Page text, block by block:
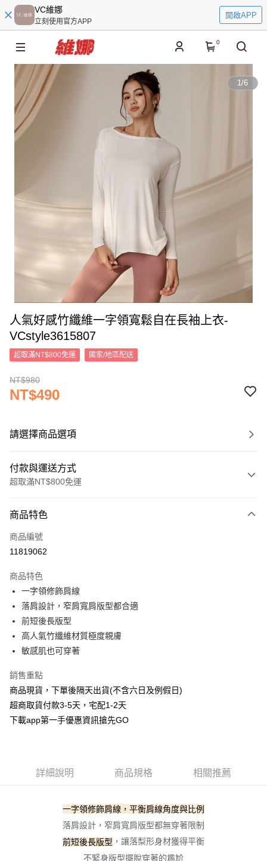
VC維娜
立刻使用官方APP
開啟APP
0
1/6
人氣好感竹纖維一字領寬鬆自在長袖上衣-
VCstyle3615807
超取滿NT$800免運 國家/地區配送
NT$980
NT$490
請選擇商品選項
付款與運送方式
超取滿NT$800免運
信用卡一次付款
信用卡分期付款
合作金庫商業銀行
華南商業銀行
上海商業儲蓄銀行
國泰世華商業銀行
臺灣中小企業銀行
匯豐（台灣）商業銀行
聯邦商業銀行
元大商業銀行
台新國際商業銀行
中國信託商業銀行
台灣樂天信用卡公司
6 期 0 利率 每期
華南商業銀行
上海商業儲蓄銀行
國泰世華商業銀行
臺灣中小企業銀行
聯邦商業銀行
元大商業銀行
永豐商業銀行
玉山商業銀行
台灣樂天信用卡公司
超商取貨付款
LINE Pay
Apple Pay
街口支付
悠遊付
１．簡單：不需註冊會員、不需綁卡、不需儲值。
１．於結帳方式選擇「AFTEE先享後付」後，將跳轉至「AFTEE先享後付」
結帳頁面，進行簡訊認證並確認金額後，即可完成結帳。
２．訂單成立數日內，您將收到繳費通知簡訊。
運送方式
每筆NT$100，滿NT$800(含以上)免運費
付款後全家取貨
每筆NT$100，滿NT$800(含以上)免運費
商品特色
商品編號
11819062
商品特色
一字領修飾肩線
落肩設計，窄肩寬肩版型都合適
前短後長版型
高人氣竹纖維材質極度親膚
敏感肌也可穿著
銷售重點
商品現貨，下單後隔天出貨(不含六日及例假日)
超商取貨付款3-5天，宅配1-2天
下載app第一手優惠資訊搶先GO
詳細說明 商品規格 相關推薦
一字領修飾肩線，平衡肩線角度與比例
落肩設計，窄肩寬肩版型都無穿著限制
前短後長版型 ，讓落梨形身材獲得平衡
不緊身版型擺脫穿著的尷尬